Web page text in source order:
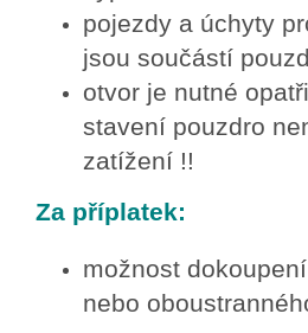
pojezdy a úchyty
jsou součástí
otvor je nutné
stavení pouzdro
zatížení !!
Za příplatek:
možnost
nebo